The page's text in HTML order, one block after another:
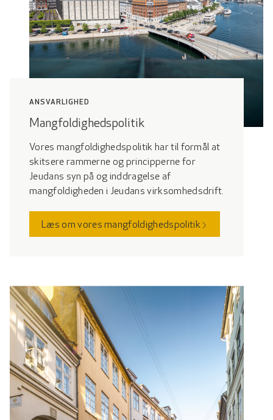
ANSVARLIGHED
Mangfoldighedspolitik
Vores mangfoldighedspolitik har til formål at
skitsere rammerne og principperne for
Jeudans syn på og inddragelse af
mangfoldigheden i Jeudans virksomhedsdrift.
Læs om vores mangfoldighedspolitik